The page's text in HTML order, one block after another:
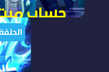
مشاهدة انمي حساب
الحلقة